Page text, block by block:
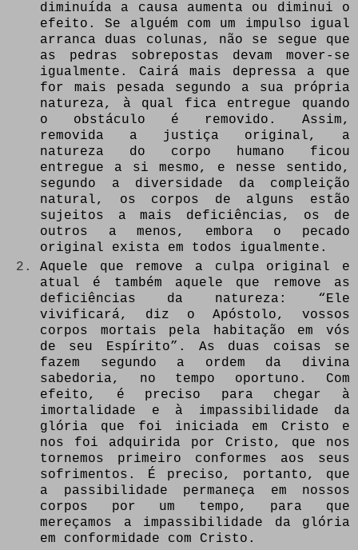
diminuída a causa aumenta ou diminui o
efeito. Se alguém com um impulso igual
arranca duas colunas, não se segue que
as pedras sobrepostas devam mover-se
igualmente. Cairá mais depressa a que
for mais pesada segundo a sua própria
natureza, à qual fica entregue quando
o obstáculo é removido. Assim,
removida a justiça original, a
natureza do corpo humano ficou
entregue a si mesmo, e nesse sentido,
segundo a diversidade da compleição
natural, os corpos de alguns estão
sujeitos a mais deficiências, os de
outros a menos, embora o pecado
original exista em todos igualmente.
Aquele que remove a culpa original e
atual é também aquele que remove as
deficiências da natureza: “Ele
vivificará, diz o Apóstolo, vossos
corpos mortais pela habitação em vós
de seu Espírito”. As duas coisas se
fazem segundo a ordem da divina
sabedoria, no tempo oportuno. Com
efeito, é preciso para chegar à
imortalidade e à impassibilidade da
glória que foi iniciada em Cristo e
nos foi adquirida por Cristo, que nos
tornemos primeiro conformes aos seus
sofrimentos. É preciso, portanto, que
a passibilidade permaneça em nossos
corpos por um tempo, para que
mereçamos a impassibilidade da glória
em conformidade com Cristo.